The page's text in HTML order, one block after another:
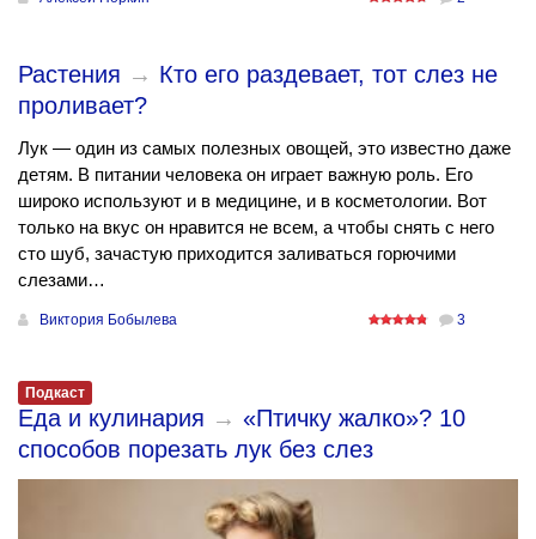
Растения → Кто его раздевает, тот слез не
проливает?
Лук — один из самых полезных овощей, это известно даже
детям. В питании человека он играет важную роль. Его
широко используют и в медицине, и в косметологии. Вот
только на вкус он нравится не всем, а чтобы снять с него
сто шуб, зачастую приходится заливаться горючими
слезами…
Виктория Бобылева 3
Подкаст
Еда и кулинария → «Птичку жалко»? 10
способов порезать лук без слез